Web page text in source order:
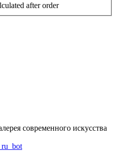
after order
современного искусства